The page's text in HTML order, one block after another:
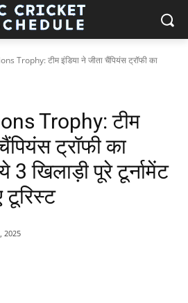
Trophy: टीम इंडिया ने जीता चैंपियंस ट्रॉफी का
Trophy: टीम
ट्रॉफी का
3 खिलाड़ी पूरे टूर्नामेंट
2025